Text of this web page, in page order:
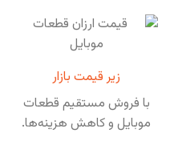
زیر قیمت بازار
با فروش مستقیم قطعات
موبایل و کاهش هزینه‌ها.